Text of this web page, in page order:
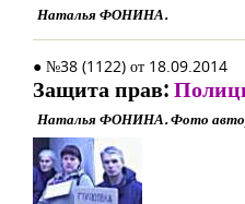
Наталья ФОНИНА.
● №38 (1122) от 18.09.2014
Защита прав:
Наталья ФОНИНА. Фото